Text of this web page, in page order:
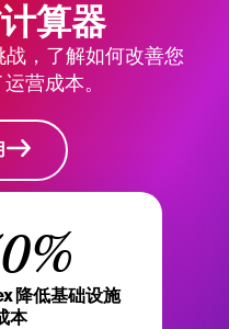
算器
战，了解如何改善您
营成本。
降低基础设施
本